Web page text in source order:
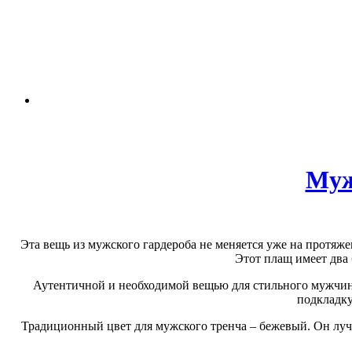
Эта вещь из мужского гардероба не меняется уже на
Этот плащ имеет два
Аутентичной и необходимой вещью для стильного
Традиционный цвет для мужского тренча – бежевый. Он